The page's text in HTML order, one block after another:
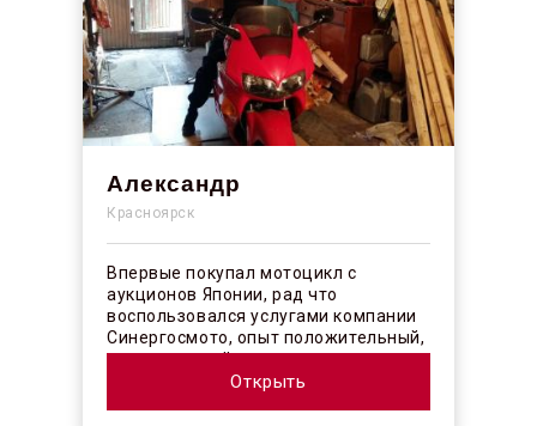
Александр
Красноярск
Впервые покупал мотоцикл с
аукционов Японии, рад что
воспользовался услугами компании
Синергосмото, опыт положительный,
коллектив действительно
профессионалы своего ...
Открыть